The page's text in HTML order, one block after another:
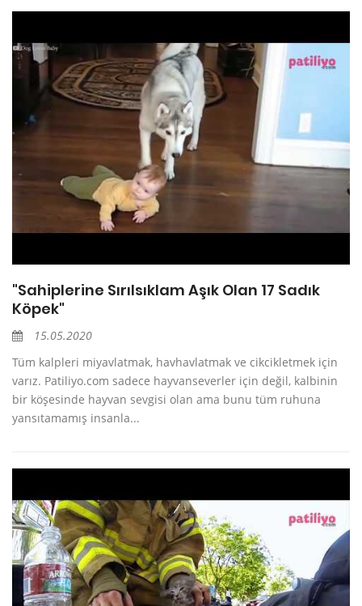
"Sahiplerine Sırılsıklam Aşık Olan 17 Sadık
Köpek"
15.05.2020
Tüm kalpleri miyavlatmak, havhavlatmak ve cikcikletmek için
varız. Patiliyo.com sadece hayvanseverler için değil, kalbinin
bir köşesinde hayvan sevgisi olan ama bunu tüm ruhuna
yansıtamamış insanla...